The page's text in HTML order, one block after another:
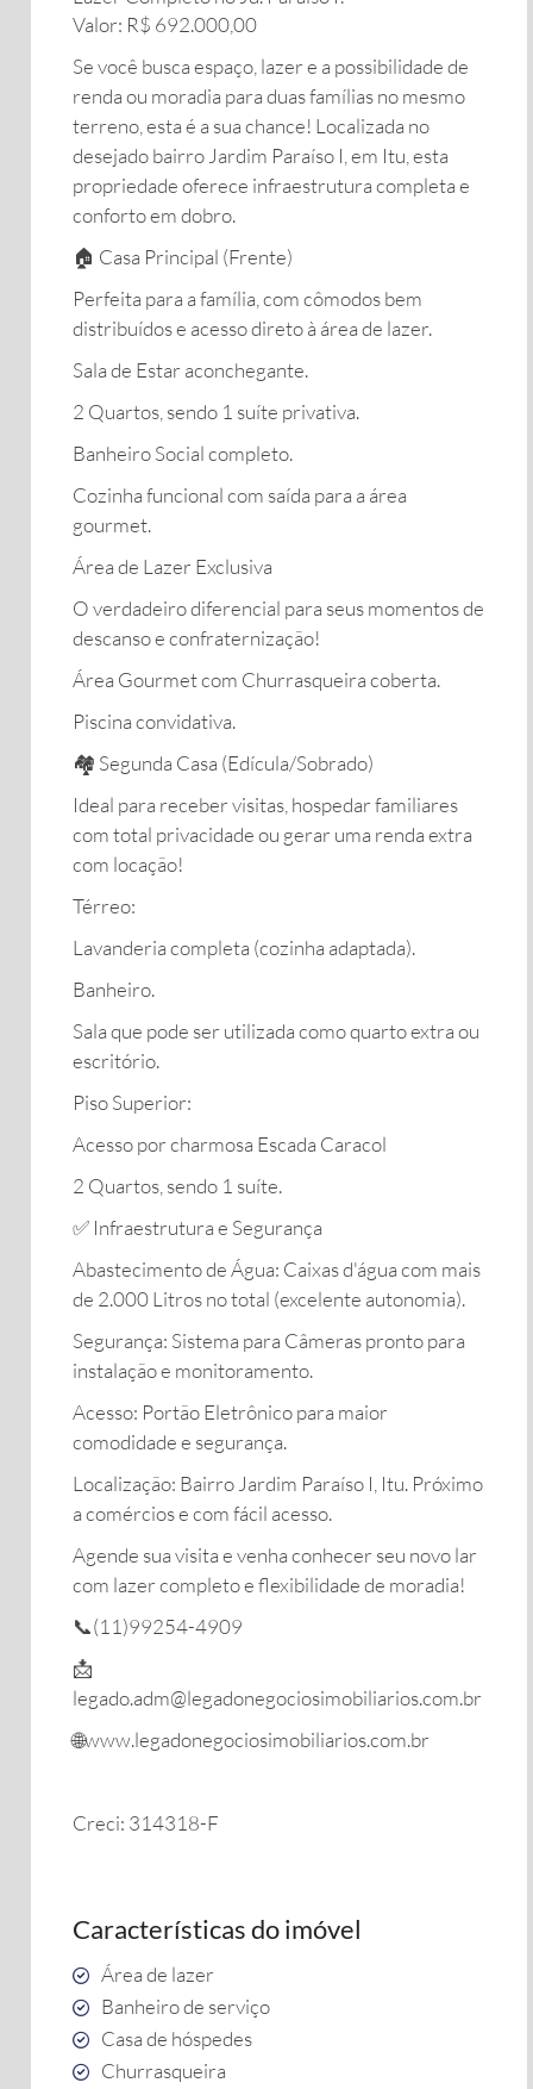
​Valor: R$ 692.000,00
​Se você busca espaço, lazer e a possibilidade de
renda ou moradia para duas famílias no mesmo
terreno, esta é a sua chance! Localizada no
desejado bairro Jardim Paraíso I, em Itu, esta
propriedade oferece infraestrutura completa e
conforto em dobro.
​🏠 Casa Principal (Frente)
​Perfeita para a família, com cômodos bem
distribuídos e acesso direto à área de lazer.
​Sala de Estar aconchegante.
​2 Quartos, sendo 1 suíte privativa.
​Banheiro Social completo.
​Cozinha funcional com saída para a área
gourmet.
Área de Lazer Exclusiva
​O verdadeiro diferencial para seus momentos de
descanso e confraternização!
​Área Gourmet com Churrasqueira coberta.
​Piscina convidativa.
​🏘️ Segunda Casa (Edícula/Sobrado)
​Ideal para receber visitas, hospedar familiares
com total privacidade ou gerar uma renda extra
com locação!
​Térreo:
​Lavanderia completa (cozinha adaptada).
​Banheiro.
​Sala que pode ser utilizada como quarto extra ou
escritório.
​Piso Superior:
​Acesso por charmosa Escada Caracol
​2 Quartos, sendo 1 suíte.
​✅ Infraestrutura e Segurança
​Abastecimento de Água: Caixas d'água com mais
de 2.000 Litros no total (excelente autonomia).
​Segurança: Sistema para Câmeras pronto para
instalação e monitoramento.
​Acesso: Portão Eletrônico para maior
comodidade e segurança.
​Localização: Bairro Jardim Paraíso I, Itu. Próximo
a comércios e com fácil acesso.
​Agende sua visita e venha conhecer seu novo lar
com lazer completo e flexibilidade de moradia!
📞(11)99254-4909
📩
legado.adm@legadonegociosimobiliarios.com.br
🌐www.legadonegociosimobiliarios.com.br
Creci: 314318-F
Características do imóvel
Área de lazer
Banheiro de serviço
Casa de hóspedes
Churrasqueira